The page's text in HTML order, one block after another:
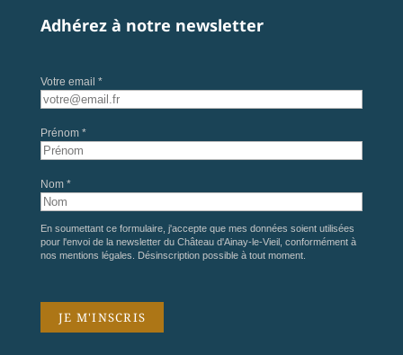
Adhérez à notre newsletter
Votre email *
Prénom *
Nom *
En soumettant ce formulaire, j'accepte que mes données soient utilisées
pour l'envoi de la newsletter du Château d'Ainay-le-Vieil, conformément à
nos mentions légales . Désinscription possible à tout moment.